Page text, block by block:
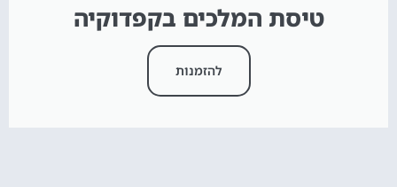
טיסת המלכים בקפדוקיה
להזמנות